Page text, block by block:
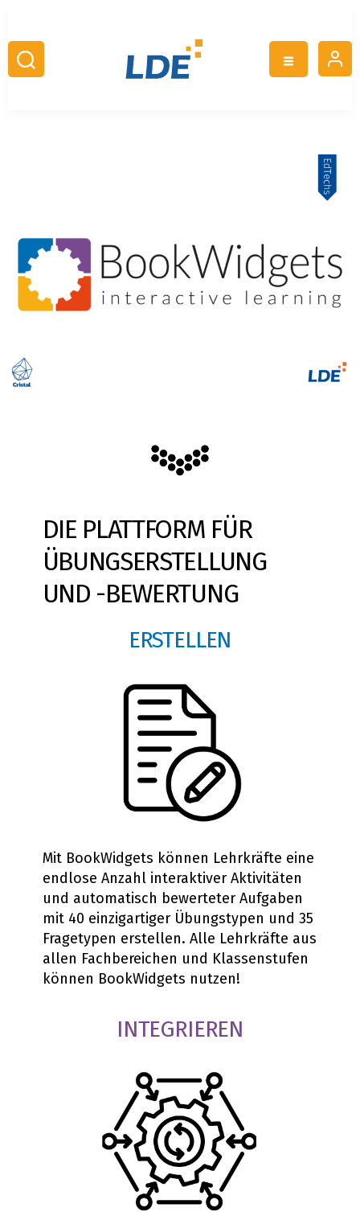
DIE PLATTFORM FÜR
ÜBUNGSERSTELLUNG
UND -BEWERTUNG
ERSTELLEN
Mit BookWidgets können Lehrkräfte eine
endlose Anzahl interaktiver Aktivitäten
und automatisch bewerteter Aufgaben
mit 40 einzigartiger Übungstypen und 35
Fragetypen erstellen. Alle Lehrkräfte aus
allen Fachbereichen und Klassenstufen
können BookWidgets nutzen!
INTEGRIEREN